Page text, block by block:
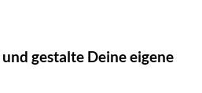
gestalte Deine eigene